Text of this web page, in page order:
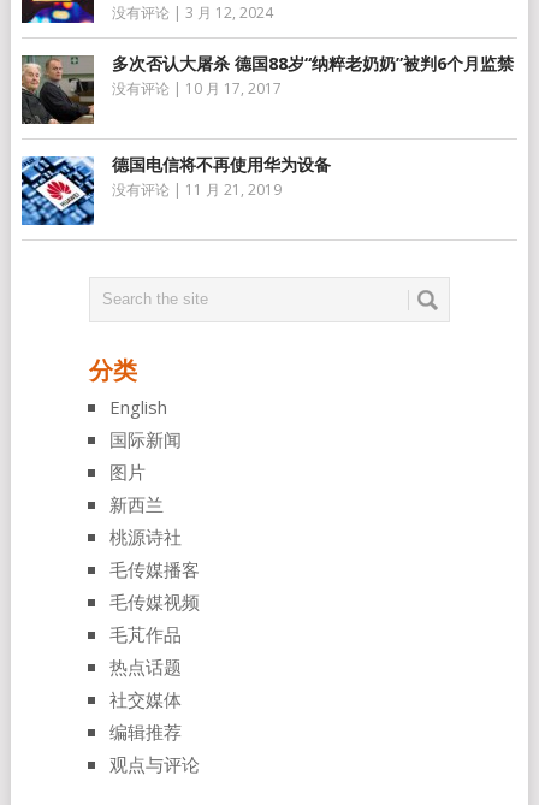
没有评论 | 3 月 12, 2024
多次否认大屠杀 德国88岁“纳粹老奶奶”被判6个月监禁
没有评论 | 10 月 17, 2017
德国电信将不再使用华为设备
没有评论 | 11 月 21, 2019
分类
English
国际新闻
图片
新西兰
桃源诗社
毛传媒播客
毛传媒视频
毛芃作品
热点话题
社交媒体
编辑推荐
观点与评论